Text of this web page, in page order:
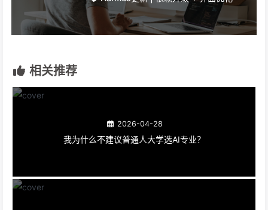
相关推荐
2026-04-28
我为什么不建议普通人大学选AI专业？